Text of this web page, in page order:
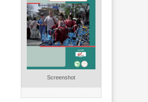
de industriële
achterstand die
… >> lees meer
Screenshot